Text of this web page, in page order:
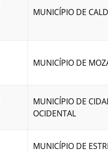
MUNICÍPIO DE
MUNICÍPIO DE
MUNICÍPIO DE
OCIDENTAL
MUNICÍPIO DE